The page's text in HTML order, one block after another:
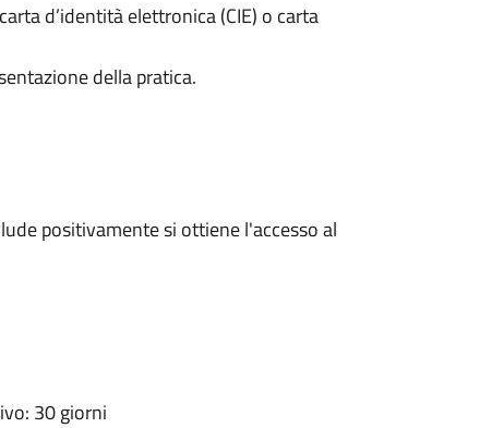
d’identità elettronica (CIE) o carta
della pratica.
positivamente si ottiene l'accesso al
30 giorni